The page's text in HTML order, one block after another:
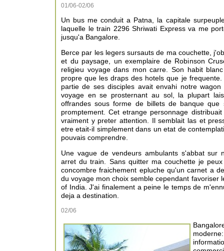
01/06-02/06
Un bus me conduit a Patna, la capitale
laquelle le train 2296 Shriwati Express va me
jusqu'a Bangalore.
Berce par les legers sursauts de ma couchette,
et du paysage, un exemplaire de Robinson
religieu voyage dans mon carre. Son habit
propre que les draps des hotels que je
partie de ses disciples avait envahi notre
voyage en se prosternant au sol, la plupart
offrandes sous forme de billets de banque que
promptement. Cet etrange personnage
vraiment y preter attention. Il semblait las et
etre etait-il simplement dans un etat de
pouvais comprendre.
Une vague de vendeurs ambulants s'abbat sur
arret du train. Sans quitter ma couchette je
concombre fraichement epluche qu'un carnet a
du voyage mon choix semble cependant favoriser
of India. J'ai finalement a peine le temps de
deja a destination.
02/06